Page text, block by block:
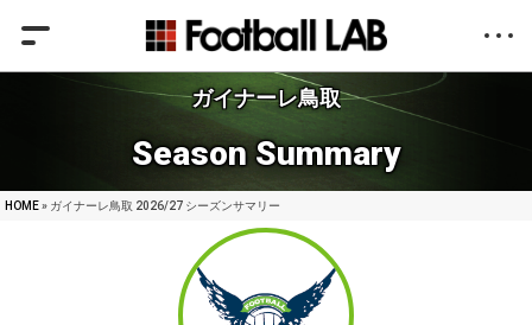
ガイナーレ鳥取
Season Summary
HOME» ガイナーレ鳥取 2026/27 シーズンサマリー